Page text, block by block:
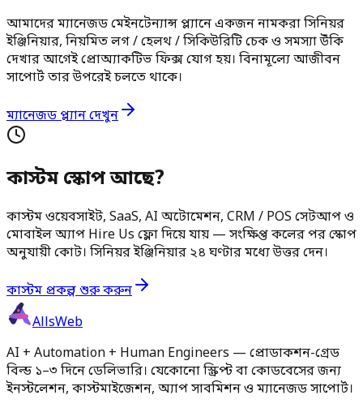
আমাদের ম্যানেজড মেইনটেন্যান্স প্ল্যানে একজন নামকরা সিনিয়র
ইঞ্জিনিয়ার, নিয়মিত লগ / হেলথ / সিকিউরিটি চেক ও সমস্যা উঁকি
দেখার আগেই প্রোঅ্যাকটিভ ফিক্স যোগ হয়। বিনামূল্যে আজীবন
সাপোর্ট তার উপরেই চলতে থাকে।
ম্যানেজড প্ল্যান দেখুন
কাস্টম স্কোপ আছে?
কাস্টম ওয়েবসাইট, SaaS, AI অটোমেশন, CRM / POS সেটআপ ও
মোবাইল অ্যাপ Hire Us ফ্লো দিয়ে যায় — সংক্ষিপ্ত কলের পর স্কোপ
অনুযায়ী কোট। সিনিয়র ইঞ্জিনিয়ার ২৪ ঘণ্টার মধ্যে উত্তর দেন।
কাস্টম প্রকল্প শুরু করুন
AllsWeb
AI + Automation + Human Engineers — প্রোডাকশন-গ্রেড
বিল্ড ১–৩ দিনে ডেলিভারি। যেকোনো স্ক্রিপ্ট বা কোডবেসের জন্য
ইনস্টলেশন, কাস্টমাইজেশন, অ্যাপ সাবমিশন ও ম্যানেজড সাপোর্ট।